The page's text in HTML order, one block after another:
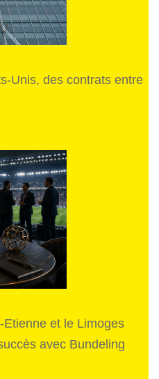
Unis, des contrats entre
Etienne et le Limoges
avec Bundeling